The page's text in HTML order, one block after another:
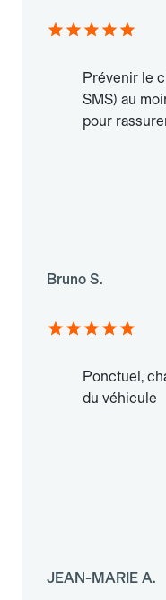
Prévenir le
SMS) au
pour
Bruno S.
Ponctuel,
du véhicule
JEAN-MARIE A.